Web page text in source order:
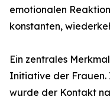
emotionalen
konstanten,
Ein zentrales
Initiative der Frauen.
wurde der Kontakt